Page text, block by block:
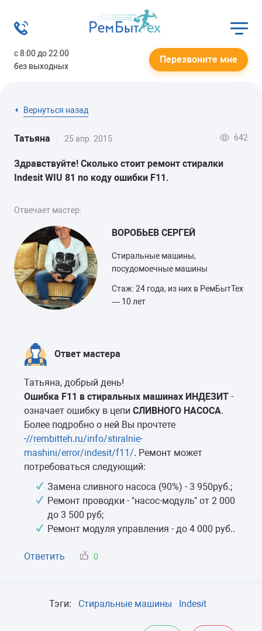
с 8:00 до 22:00
без выходных
Перезвоните мне
Вернуться назад
Татьяна 25 апр. 2015 642
Здравствуйте! Сколько стоит ремонт стиралки
Indesit WIU 81 по коду ошибки F11.
Отвечает мастер:
ВОРОБЬЕВ СЕРГЕЙ
Стиральные машины,
посудомоечные машины
Стаж: 24 года, из них в РемБытТех
— 10 лет
Ответ мастера
Татьяна, добрый день!
Ошибка F11 в стиральных машинах ИНДЕЗИТ -
означает ошибку в цепи СЛИВНОГО НАСОСА.
Более подробно о ней Вы прочтете
-//rembitteh.ru/info/stiralnie-
mashini/error/indesit/f11/. Ремонт может
потребоваться следующий:
Замена сливного насоса (90%) - 3 950руб.;
Ремонт проводки - "насос-модуль" от 2 000
до 3 500 руб;
Ремонт модуля управления - до 4 000 руб..
Ответить 0
Тэги: Стиральные машины Indesit